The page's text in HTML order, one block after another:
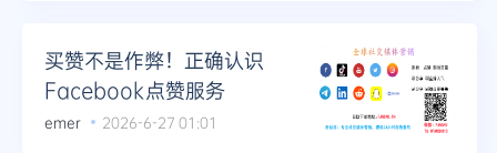
买赞不是作弊！正确认识
Facebook点赞服务
emer 2026-6-27 01:01